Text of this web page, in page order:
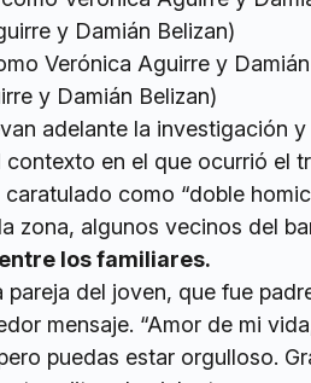
Verónica Aguirre y
y Damián Belizan)
adelante la investigación
en el que ocurrió el
como “doble
zona, algunos vecinos del
los familiares.
del joven, que fue
mensaje. “Amor de mi
puedas estar orgulloso.